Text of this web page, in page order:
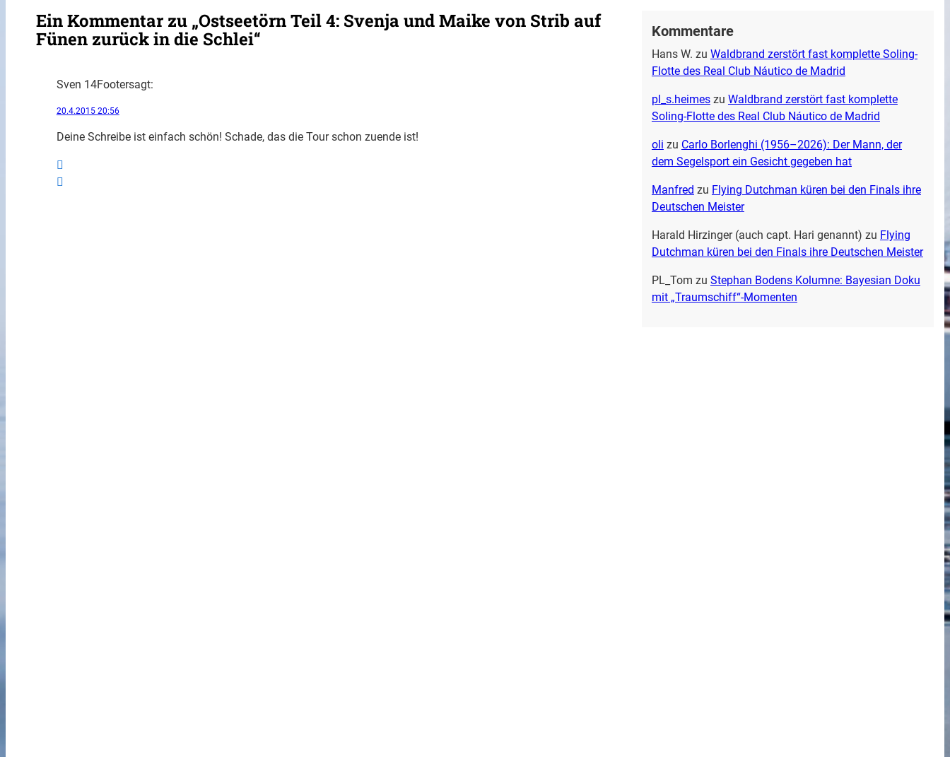
Ein Kommentar zu „Ostseetörn Teil 4: Svenja und Maike von Strib auf
Fünen zurück in die Schlei“
Sven 14Footersagt:
20.4.2015 20:56
Deine Schreibe ist einfach schön! Schade, das die Tour schon zuende ist!
Kommentare
Hans W. zu Waldbrand zerstört fast komplette Soling-
Flotte des Real Club Náutico de Madrid
pl_s.heimeszu Waldbrand zerstört fast komplette
Soling-Flotte des Real Club Náutico de Madrid
oli zu Carlo Borlenghi (1956–2026): Der Mann, der
dem Segelsport ein Gesicht gegeben hat
Manfred zu Flying Dutchman küren bei den Finals ihre
Deutschen Meister
Harald Hirzinger (auch capt. Hari genannt) zu Flying
Dutchman küren bei den Finals ihre Deutschen Meister
PL_Tom zu Stephan Bodens Kolumne: Bayesian Doku
mit „Traumschiff“-Momenten